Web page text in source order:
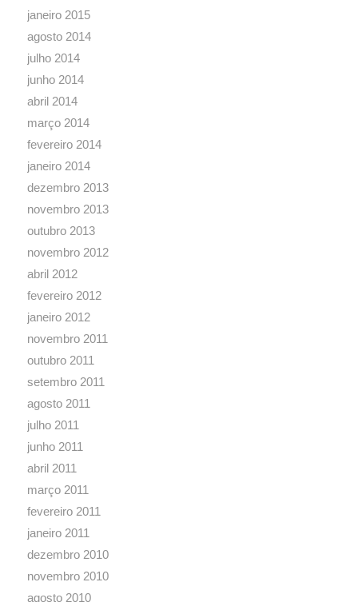
janeiro 2015
agosto 2014
julho 2014
junho 2014
abril 2014
março 2014
fevereiro 2014
janeiro 2014
dezembro 2013
novembro 2013
outubro 2013
novembro 2012
abril 2012
fevereiro 2012
janeiro 2012
novembro 2011
outubro 2011
setembro 2011
agosto 2011
julho 2011
junho 2011
abril 2011
março 2011
fevereiro 2011
janeiro 2011
dezembro 2010
novembro 2010
agosto 2010